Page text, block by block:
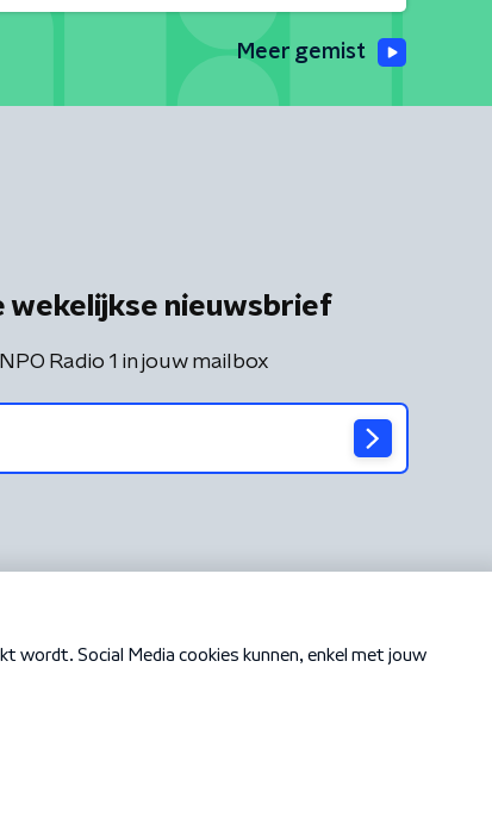
Meer gemist
wekelijkse nieuwsbrief
Radio 1 in jouw mailbox